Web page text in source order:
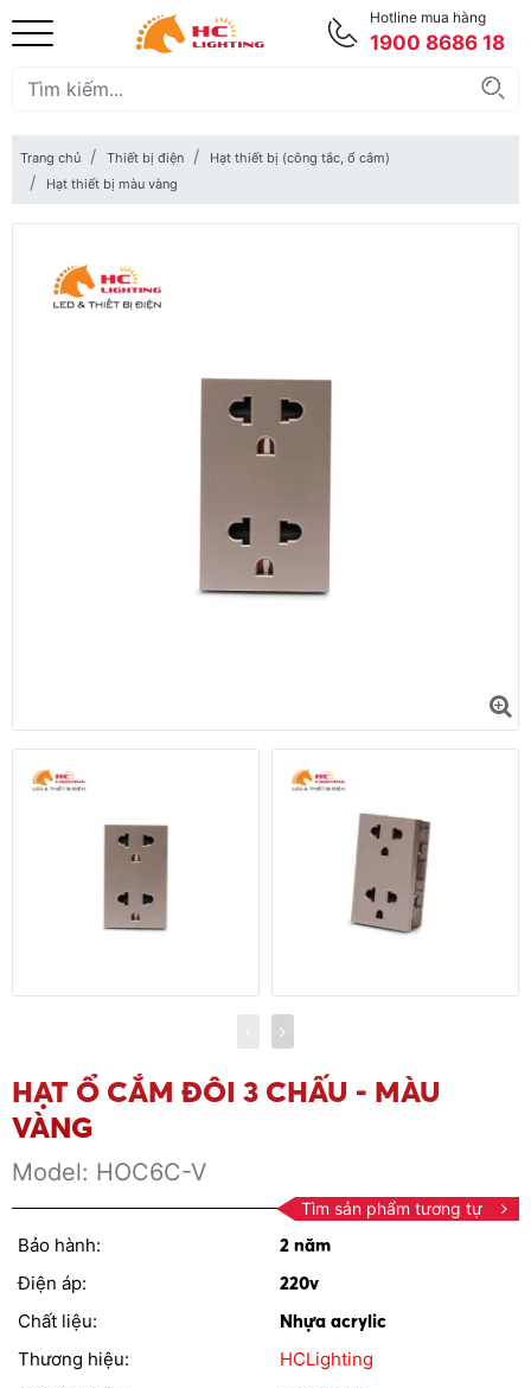
Hotline mua hàng
1900 8686 18
Trang chủ Thiết bị điện
Hạt thiết bị (công tắc, ổ cắm)
Hạt thiết bị màu vàng
HẠT Ổ CẮM ĐÔI 3 CHẤU - MÀU
VÀNG
Model: HOC6C-V
Tìm sản phẩm tương tự
Bảo hành:
2 năm
Điện áp:
220v
Chất liệu:
Nhựa acrylic
Thương hiệu:
HCLighting